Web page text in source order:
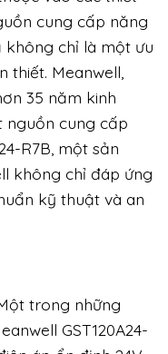
cung cấp năng
không chỉ là một ưu
thiết. Meanwell,
35 năm kinh
nguồn cung cấp
R7B, một sản
không chỉ đáp ứng
kỹ thuật và an
trong những
GST120A24-